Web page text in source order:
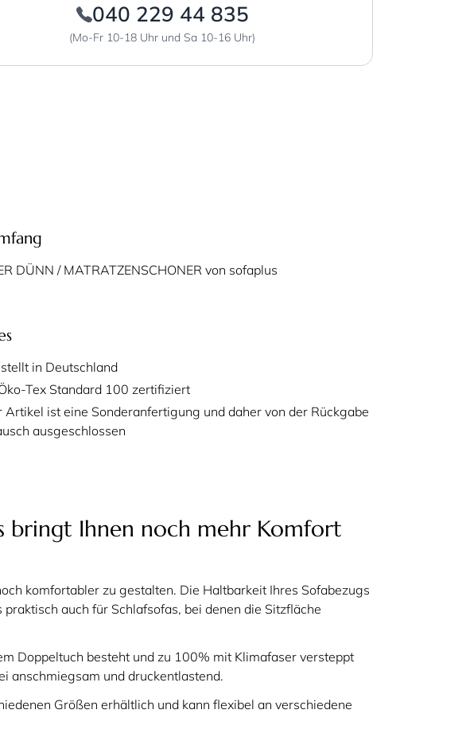
040 229 44 835
(Mo-Fr 10-18 Uhr und Sa 10-16 Uhr)
DÜNN / MATRATZENSCHONER von sofaplus
in Deutschland
Tex Standard 100 zertifiziert
Artikel ist eine Sonderanfertigung und daher von der Rückgabe
ausgeschlossen
bringt Ihnen noch mehr Komfort
komfortabler zu gestalten. Die Haltbarkeit Ihres Sofabezugs
auch für Schlafsofas, bei denen die Sitzfläche
Doppeltuch besteht und zu 100% mit Klimafaser versteppt
anschmiegsam und druckentlastend.
Größen erhältlich und kann flexibel an verschiedene